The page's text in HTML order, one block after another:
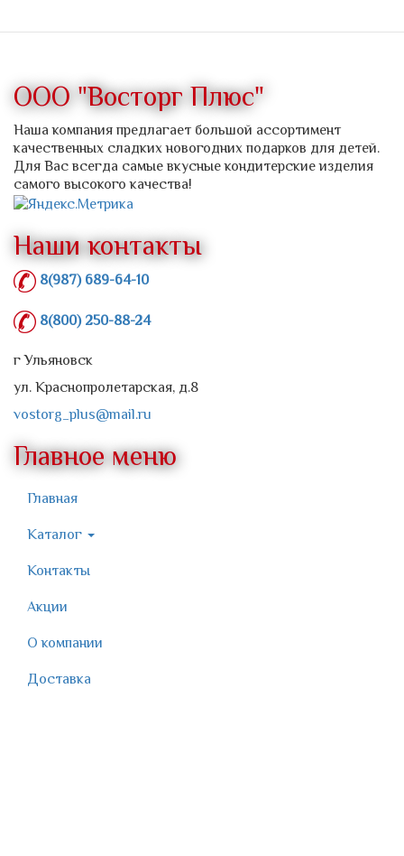
ООО "Восторг Плюс"
Наша компания предлагает большой ассортимент
качественных сладких новогодних подарков для детей.
Для Вас всегда самые вкусные кондитерские изделия
самого высокого качества!
Наши контакты
8(987) 689-64-10
8(800) 250-88-24
г Ульяновск
ул. Краснопролетарская, д.8
vostorg_plus@mail.ru
Главное меню
Главная
Каталог
Контакты
Акции
О компании
Доставка